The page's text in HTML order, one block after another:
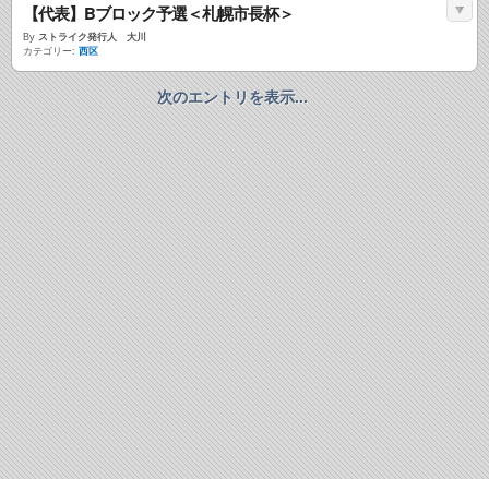
【代表】Bブロック予選＜札幌市長杯＞
By ストライク発行人 大川
カテゴリー: 西区
次のエントリを表示...